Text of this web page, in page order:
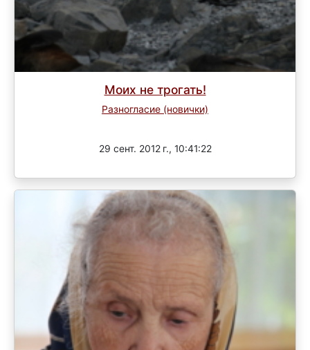
Моих не трогать!
Разногласие (новички)
29 сент. 2012 г., 10:41:22